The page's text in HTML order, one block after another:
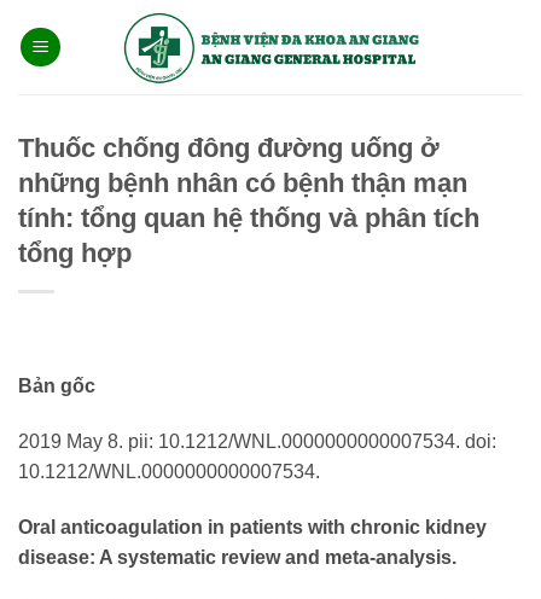
qua
Thuốc chống đông đường uống ở
những bệnh nhân có bệnh thận mạn
tính: tổng quan hệ thống và phân tích
tổng hợp
Bản gốc
2019 May 8. pii: 10.1212/WNL.0000000000007534. doi:
10.1212/WNL.0000000000007534.
Oral anticoagulation in patients with chronic kidney
disease: A systematic review and meta-analysis.